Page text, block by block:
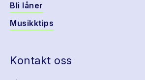
Bli låner
Musikktips
Kontakt oss